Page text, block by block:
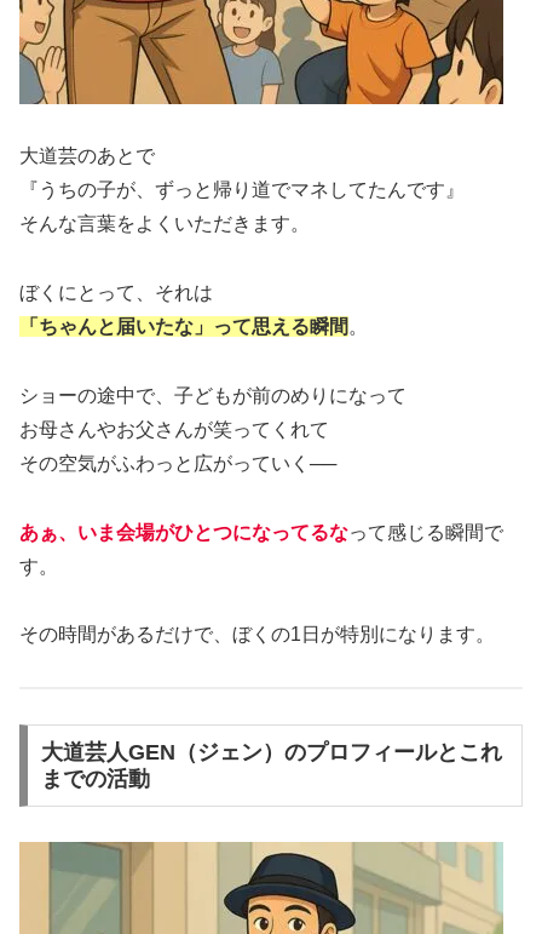
大道芸のあとで
『うちの子が、ずっと帰り道でマネしてたんです』
そんな言葉をよくいただきます。
ぼくにとって、それは
「ちゃんと届いたな」って思える瞬間 。
ショーの途中で、子どもが前のめりになって
お母さんやお父さんが笑ってくれて
その空気がふわっと広がっていく──
あぁ、いま会場がひとつになってるなって感じる瞬間で
す。
その時間があるだけで、ぼくの1日が特別になります。
大道芸人GEN（ジェン）のプロフィールとこれ
までの活動